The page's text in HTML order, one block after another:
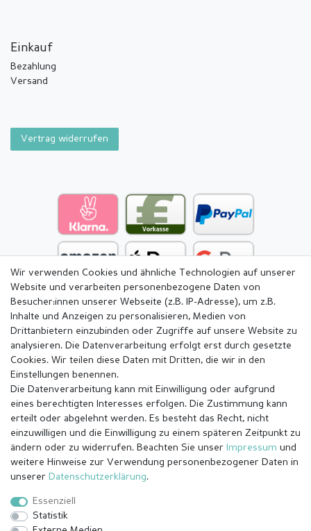
Einkauf
Bezahlung
Versand
Vertrag widerrufen
Impressum Daten­schutz­erklärung
Barrierefreiheitserklärung
Wir verwenden Cookies und ähnliche Technologien auf unserer
Website und verarbeiten personenbezogene Daten von
Besucher:innen unserer Webseite (z.B. IP-Adresse), um z.B.
Inhalte und Anzeigen zu personalisieren, Medien von
Drittanbietern einzubinden oder Zugriffe auf unsere Website zu
analysieren. Die Datenverarbeitung erfolgt erst durch gesetzte
Cookies. Wir teilen diese Daten mit Dritten, die wir in den
Einstellungen benennen.
Die Datenverarbeitung kann mit Einwilligung oder aufgrund
eines berechtigten Interesses erfolgen. Die Zustimmung kann
erteilt oder abgelehnt werden. Es besteht das Recht, nicht
einzuwilligen und die Einwilligung zu einem späteren Zeitpunkt zu
ändern oder zu widerrufen. Beachten Sie unser Impressum und
weitere Hinweise zur Verwendung personenbezogener Daten in
unserer Daten­schutz­erklärung.
Essenziell
Statistik